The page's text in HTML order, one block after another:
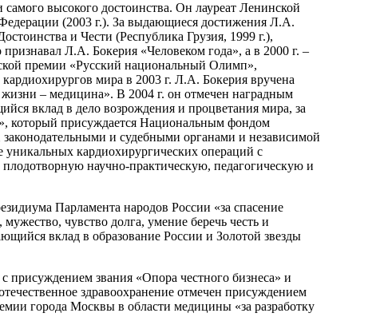
высокого достоинства. Он лауреат Ленинской
(2003 г.). За выдающиеся достижения Л.А.
и Чести (Республика Грузия, 1999 г.),
Л.А. Бокерия «Человеком года», а в 2000 г. –
премии «Русский национальный Олимп»,
мира в 2003 г. Л.А. Бокерия вручена
– медицина». В 2004 г. он отмечен наградным
вклад в дело возрождения и процветания мира, за
который присуждается Национальным фондом
и судебными органами и независимой
кардиохирургических операций с
научно-практическую, педагогическую и
Парламента народов России «за спасение
чувство долга, умение беречь честь и
вклад в образование России и Золотой звезды
присуждением звания «Опора честного бизнеса» и
здравоохранение отмечен присуждением
города Москвы в области медицины «за разработку